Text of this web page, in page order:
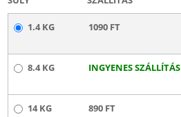
1.4 KG 1090 FT
8.4 KG INGYENES SZÁLLÍTÁS
14 KG 890 FT